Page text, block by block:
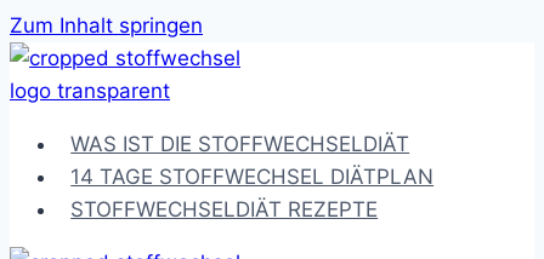
Zum Inhalt springen
WAS IST DIE STOFFWECHSELDIÄT
14 TAGE STOFFWECHSEL DIÄTPLAN
STOFFWECHSELDIÄT REZEPTE